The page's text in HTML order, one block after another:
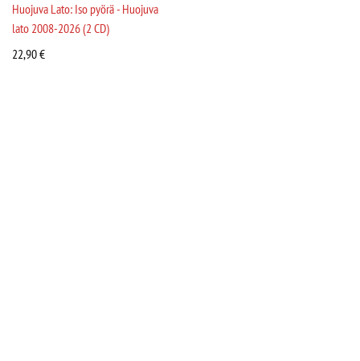
Huojuva Lato: Iso pyörä - Huojuva
lato 2008-2026 (2 CD)
22,90€